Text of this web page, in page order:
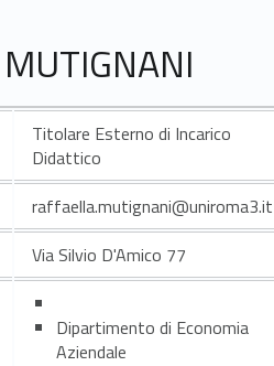
Titolare Esterno di Incarico
Didattico
raffaella.mutignani@uniroma3.it
Via Silvio D'Amico 77
Dipartimento di Economia
Aziendale